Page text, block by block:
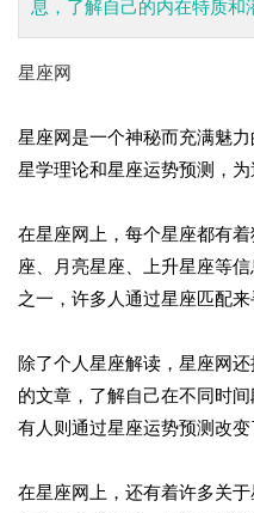
息，了解自己的内在特质和
星座网
星座网是一个神秘而充满魅
星学理论和星座运势预测，
在星座网上，每个星座都有
座、月亮星座、上升星座等
之一，许多人通过星座匹配来
除了个人星座解读，星座网
的文章，了解自己在不同时
有人则通过星座运势预测改变
在星座网上，还有着许多关